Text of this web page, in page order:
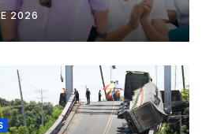
El Niño:
capacita a
2026